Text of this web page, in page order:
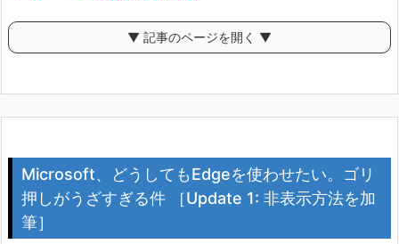
▼ 記事のページを開く ▼
Microsoft、どうしてもEdgeを使わせたい。ゴリ
押しがうざすぎる件 ［Update 1: 非表示方法を加
筆］